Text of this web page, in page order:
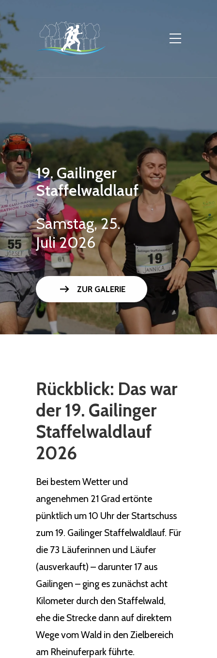
19. Gailinger
Staffelwaldlauf
Samstag, 25.
Juli 2026
arrow_right_alt ZUR GALERIE
Rückblick: Das war
der 19. Gailinger
Staffelwaldlauf
2026
Bei bestem Wetter und
angenehmen 21 Grad ertönte
pünktlich um 10 Uhr der Startschuss
zum 19. Gailinger Staffelwaldlauf. Für
die 73 Läuferinnen und Läufer
(ausverkauft) – darunter 17 aus
Gailingen – ging es zunächst acht
Kilometer durch den Staffelwald,
ehe die Strecke dann auf direktem
Wege vom Wald in den Zielbereich
am Rheinuferpark führte.